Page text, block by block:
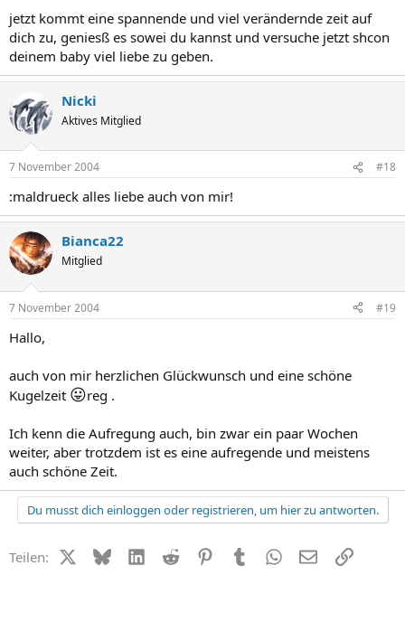
jetzt kommt eine spannende und viel verändernde zeit auf
dich zu, geniesß es sowei du kannst und versuche jetzt shcon
deinem baby viel liebe zu geben.
Nicki
Aktives Mitglied
7 November 2004 #18
:maldrueck alles liebe auch von mir!
Bianca22
Mitglied
7 November 2004 #19
Hallo,
auch von mir herzlichen Glückwunsch und eine schöne
Kugelzeit 😛reg .
Ich kenn die Aufregung auch, bin zwar ein paar Wochen
weiter, aber trotzdem ist es eine aufregende und meistens
auch schöne Zeit.
Du musst dich einloggen oder registrieren, um hier zu antworten.
Teilen: X (Twitter)
BlueskyLinkedIn
Reddit PinterestTumblr WhatsApp
E-MailLink